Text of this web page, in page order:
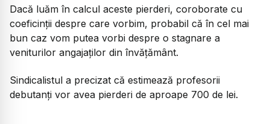
Dacă luăm în calcul aceste pierderi, coroborate cu
coeficinții despre care vorbim, probabil că în cel mai
bun caz vom putea vorbi despre o stagnare a
veniturilor angajaților din învățământ.
Sindicalistul a precizat că estimează profesorii
debutanți vor avea pierderi de aproape 700 de lei.